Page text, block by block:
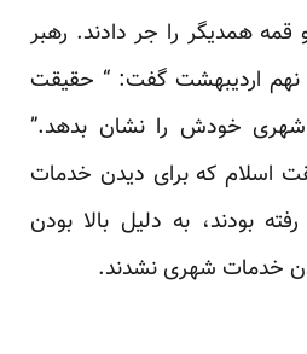
همدیگر را جر دادند. رهبر
نهم اردیبهشت گفت: “ حقیقت
شهری خودش را نشان بدهد.”
اسلام که برای دیدن خدمات
بودند، به دلیل بالا بودن
خدمات شهری نشدند.